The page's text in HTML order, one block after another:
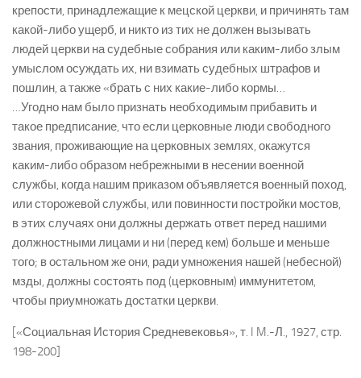
крепости, принадлежащие к мецской церкви, и причинять там
какой-либо ущерб, и никто из тих не должен вызывать
людей церкви на судебные собрания или каким-либо злым
умыслом осуждать их, ни взимать судебных штрафов и
пошлин, а также «брать с них какие-либо кормы…
…Угодно нам было признать необходимым прибавить и
такое предписание, что если церковные люди свободного
звания, проживающие на церковных землях, окажутся
каким-либо образом небрежными в несении военной
службы, когда нашим приказом объявляется военный поход,
или сторожевой службы, или повинности постройки мостов,
в этих случаях они должны держать ответ перед нашими
должностными лицами и ни (перед кем) больше и меньше
того; в остальном же они, ради умножения нашей (небесной)
мзды, должны состоять под (церковным) иммунитетом,
чтобы приумножать достатки церкви.
[«Социальная История Средневековья», т. I M.-Л., 1927, стр.
198-200]